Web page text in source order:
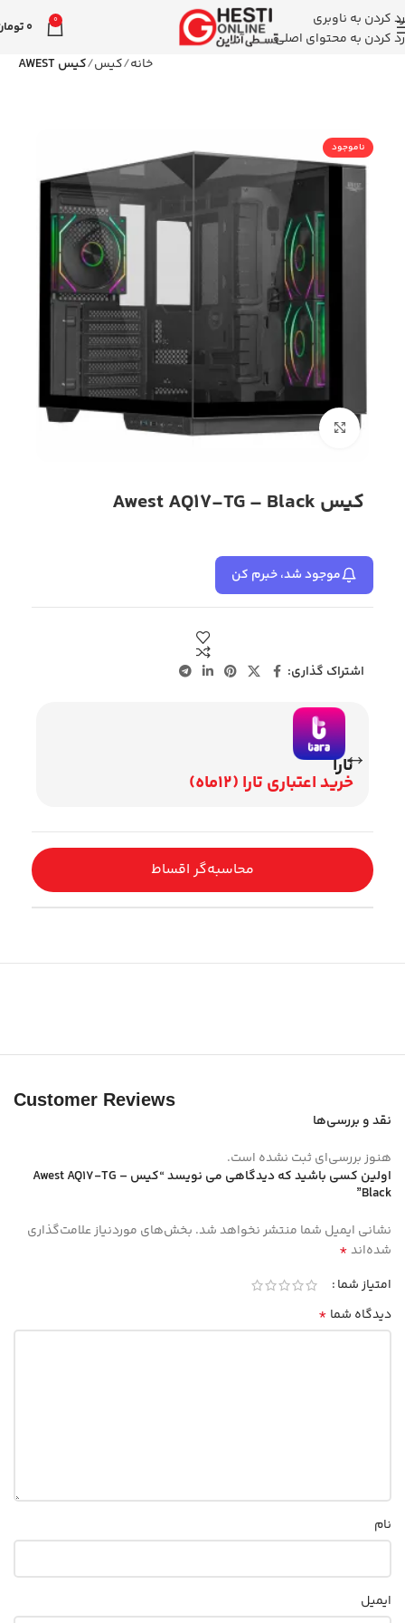
رد کردن به ناوبری
رد کردن به محتوای اصلی
0
0
خانه کیس کیس AWEST
ناموجود
بزرگنمایی تصویر
کیس Awest AQ17-TG – Black
موجود شد، خبرم کن
اشتراک گذاری:
تارا
خرید اعتباری تارا (12ماه)
محاسبه‌گر اقساط
Customer Reviews
نقد و بررسی‌ها
هنوز بررسی‌ای ثبت نشده است.
اولین کسی باشید که دیدگاهی می نویسد “کیس Awest AQ17-TG –
Black”
نشانی ایمیل شما منتشر نخواهد شد. بخش‌های موردنیاز علامت‌گذاری
شده‌اند*
امتیاز شما
دیدگاه شما *
نام
ایمیل